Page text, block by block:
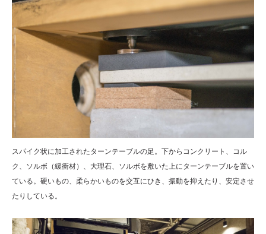
スパイク状に加工されたターンテーブルの足。下からコンクリート、コル
ク、ソルボ（緩衝材）、大理石、ソルボを敷いた上にターンテーブルを置い
ている。硬いもの、柔らかいものを交互にひき、振動を抑えたり、安定させ
たりしている。